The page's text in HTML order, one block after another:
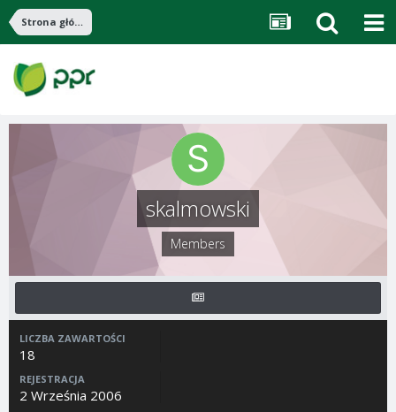
Strona główna
skalmowski
Members
LICZBA ZAWARTOŚCI
18
REJESTRACJA
2 Września 2006